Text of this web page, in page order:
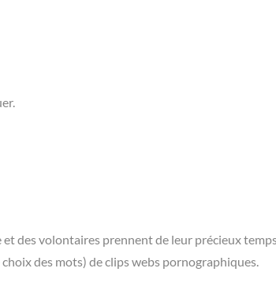
et des volontaires prennent de leur précieux
des mots) de clips webs pornographiques.